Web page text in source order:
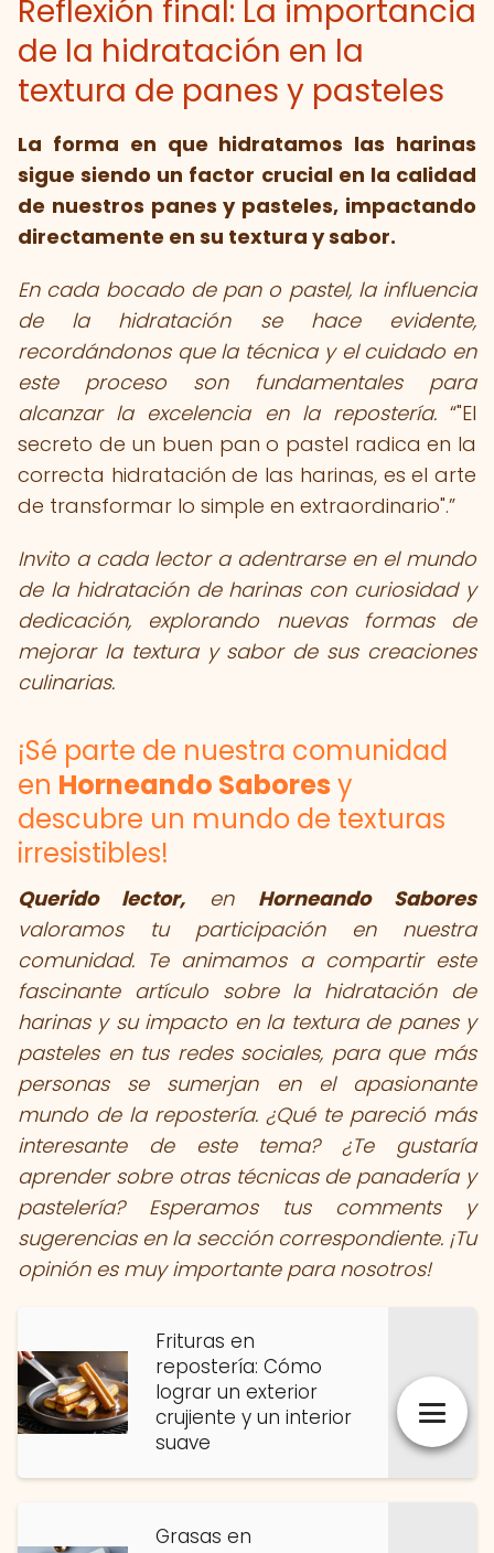
Reflexión final: La importancia
de la hidratación en la
textura de panes y pasteles
La forma en que hidratamos las harinas
sigue siendo un factor crucial en la calidad
de nuestros panes y pasteles, impactando
directamente en su textura y sabor.
En cada bocado de pan o pastel, la influencia
de la hidratación se hace evidente,
recordándonos que la técnica y el cuidado en
este proceso son fundamentales para
alcanzar la excelencia en la repostería.
"El
secreto de un buen pan o pastel radica en la
correcta hidratación de las harinas, es el arte
de transformar lo simple en extraordinario".
Invito a cada lector a adentrarse en el mundo
de la hidratación de harinas con curiosidad y
dedicación, explorando nuevas formas de
mejorar la textura y sabor de sus creaciones
culinarias.
¡Sé parte de nuestra comunidad
en Horneando Sabores y
descubre un mundo de texturas
irresistibles!
Querido lector, en Horneando Sabores
valoramos tu participación en nuestra
comunidad. Te animamos a compartir este
fascinante artículo sobre la hidratación de
harinas y su impacto en la textura de panes y
pasteles en tus redes sociales, para que más
personas se sumerjan en el apasionante
mundo de la repostería. ¿Qué te pareció más
interesante de este tema? ¿Te gustaría
aprender sobre otras técnicas de panadería y
pastelería? Esperamos tus comments y
sugerencias en la sección correspondiente. ¡Tu
opinión es muy importante para nosotros!
Frituras en
repostería: Cómo
lograr un exterior
crujiente y un interior
suave
Grasas en